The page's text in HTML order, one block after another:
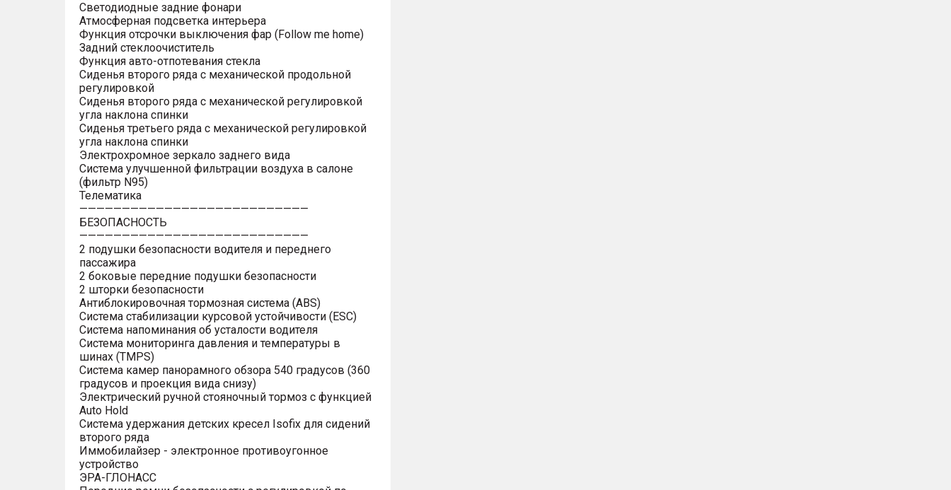
Светодиодные задние фонари
Атмосферная подсветка интерьера
Функция отсрочки выключения фар (Follow me home)
Задний стеклоочиститель
Функция авто-отпотевания стекла
Сиденья второго ряда с механической продольной
регулировкой
Сиденья второго ряда с механической регулировкой
угла наклона спинки
Сиденья третьего ряда с механической регулировкой
угла наклона спинки
Электрохромное зеркало заднего вида
Система улучшенной фильтрации воздуха в салоне
(фильтр N95)
Телематика
———————————————————————————
БЕЗОПАСНОСТЬ
———————————————————————————
2 подушки безопасности водителя и переднего
пассажира
2 боковые передние подушки безопасности
2 шторки безопасности
Антиблокировочная тормозная система (ABS)
Система стабилизации курсовой устойчивости (ESC)
Система напоминания об усталости водителя
Система мониторинга давления и температуры в
шинах (TMPS)
Система камер панорамного обзора 540 градусов (360
градусов и проекция вида снизу)
Электрический ручной стояночный тормоз с функцией
Auto Hold
Система удержания детских кресел Isofix для сидений
второго ряда
Иммобилайзер - электронное противоугонное
устройство
ЭРА-ГЛОНАСС